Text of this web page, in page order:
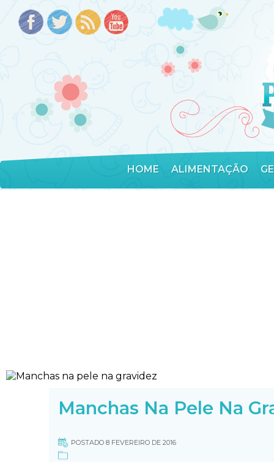
HOME ALIMENTAÇÃO
Manchas Na Pele Na
POSTADO 8 FEVEREIRO DE 2016